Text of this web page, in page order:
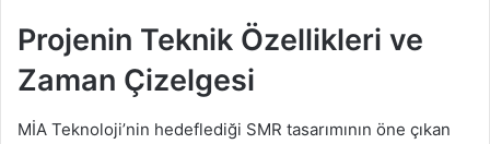
Projenin Teknik Özellikleri ve
Zaman Çizelgesi
MİA Teknoloji’nin hedeflediği SMR tasarımının öne çıkan